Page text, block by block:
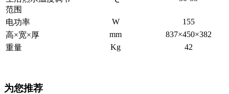
范围
电功率 W
155
高×宽×厚
mm
837×450×382
重量
Kg 42
为您推荐